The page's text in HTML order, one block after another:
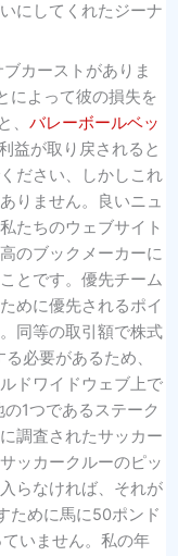
にしてくれたジーナ
カーストがありま
によって彼の損失を
、 バレーボールベッ
益が取り戻されると
ださい、しかしこれ
りません。良いニュ
私たちのウェブサイト
のブックメーカーに
とです。優先チーム
めに優先されるポイ
同等の取引額で株式
必要があるため、
ドワイドウェブ上で
1つであるステーク
調査されたサッカー
ッカークルーのピッ
らなければ、それが
ために馬に50ポンド
いません。私の年